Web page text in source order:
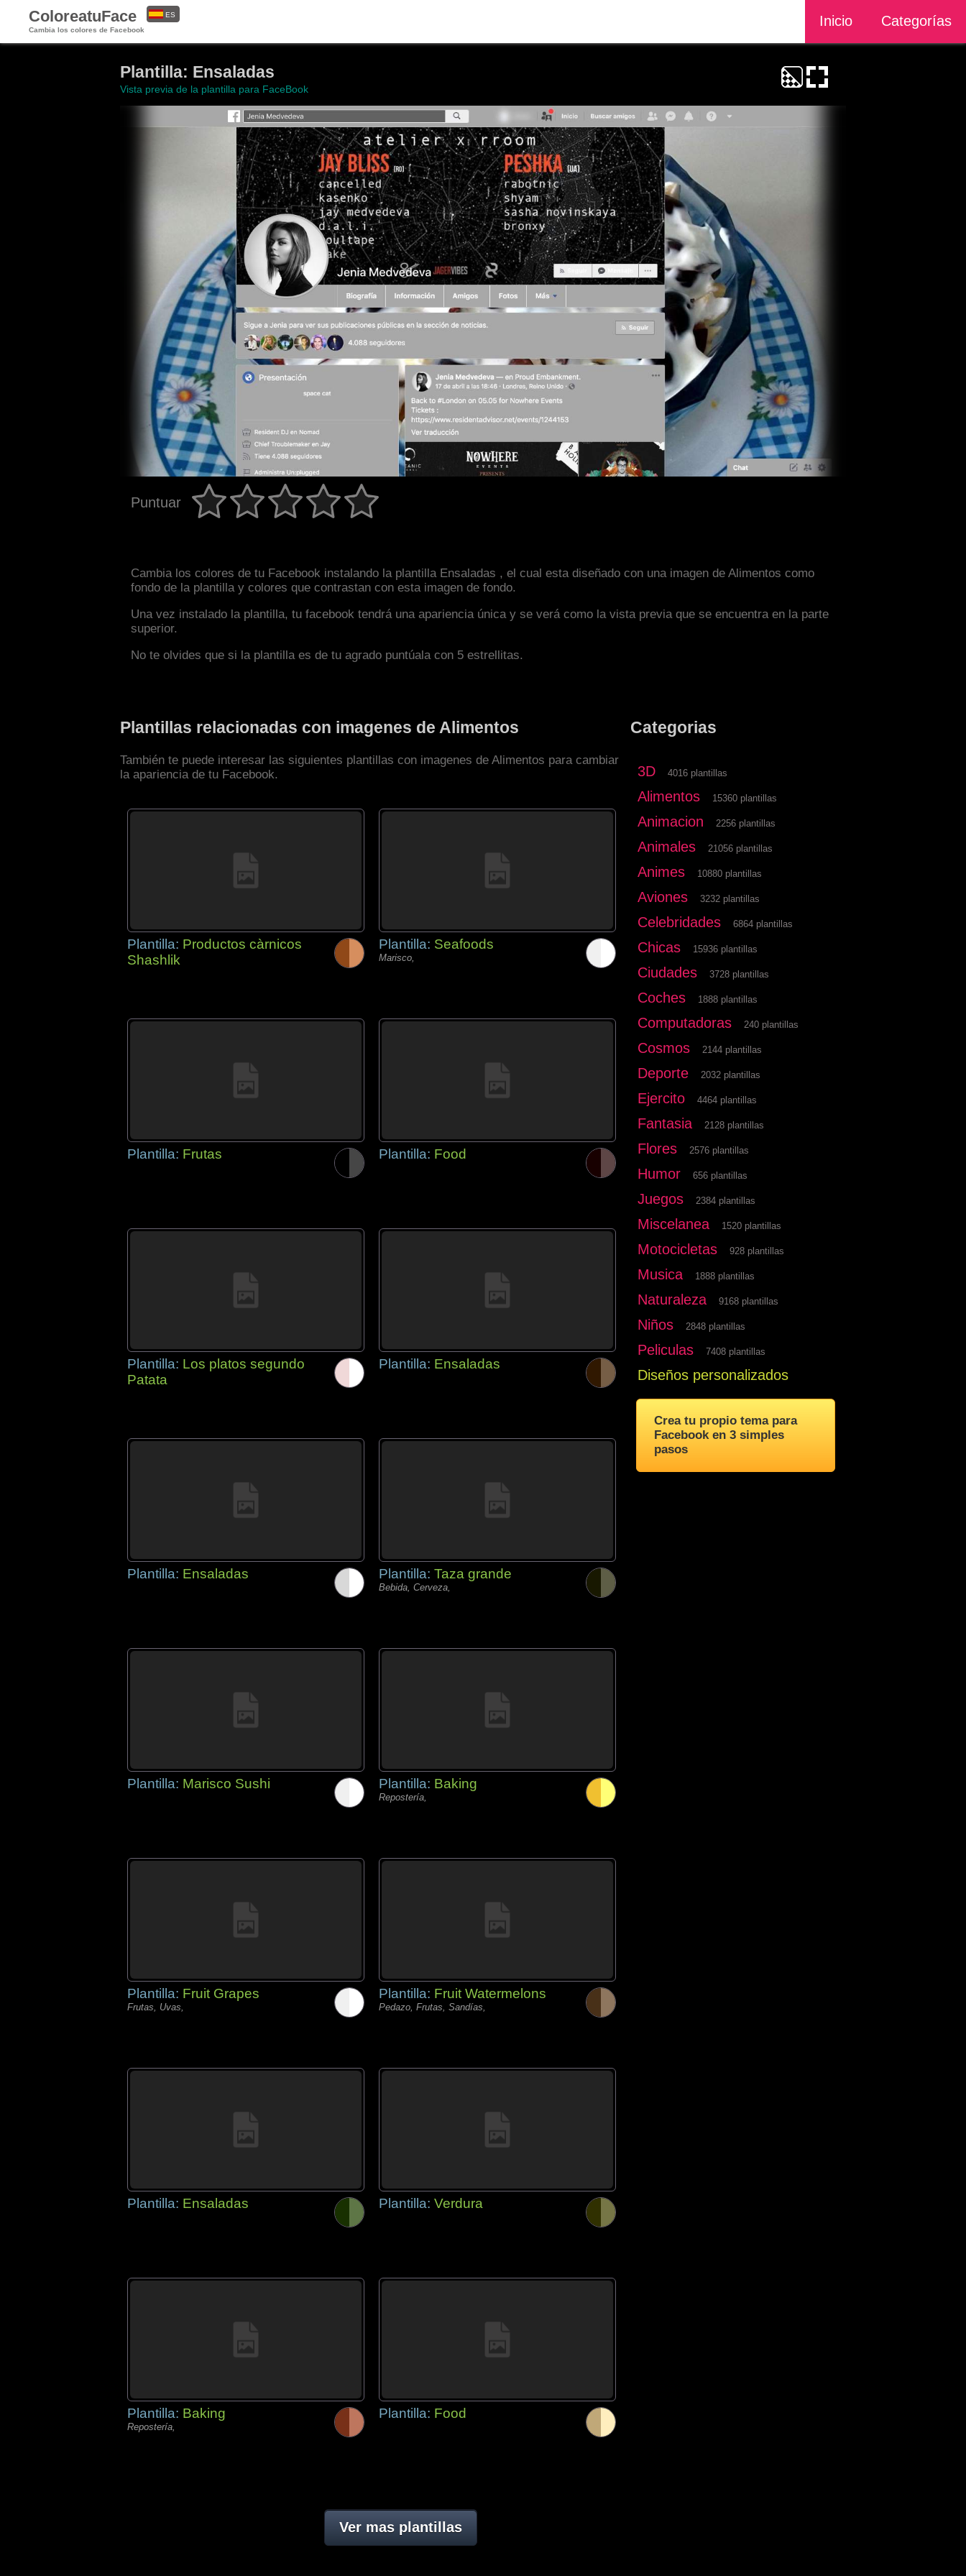
ColoreatuFace
Cambia los colores de Facebook
Inicio Categorías
ES
Plantilla: Ensaladas
Vista previa de la plantilla para FaceBook
Puntuar
Cambia los colores de tu Facebook instalando la plantilla Ensaladas , el cual esta diseñado con una imagen de Alimentos como
fondo de la plantilla y colores que contrastan con esta imagen de fondo.
Una vez instalado la plantilla, tu facebook tendrá una apariencia única y se verá como la vista previa que se encuentra en la parte
superior.
No te olvides que si la plantilla es de tu agrado puntúala con 5 estrellitas.
Plantillas relacionadas con imagenes de Alimentos
También te puede interesar las siguientes plantillas con imagenes de Alimentos para cambiar
la apariencia de tu Facebook.
Plantilla: Productos càrnicos
Shashlik
Plantilla: Seafoods
Marisco,
Plantilla: Frutas Plantilla: Food
Plantilla: Los platos segundo
Patata
Plantilla: Ensaladas
Plantilla: Ensaladas Plantilla: Taza grande
Bebida, Cerveza,
Plantilla: Marisco Sushi Plantilla: Baking
Repostería,
Plantilla: Fruit Grapes
Frutas, Uvas,
Plantilla: Fruit Watermelons
Pedazo, Frutas, Sandías,
Plantilla: Ensaladas Plantilla: Verdura
Plantilla: Baking
Repostería,
Plantilla: Food
Ver mas plantillas
Categorias
3D 4016 plantillas
Alimentos 15360 plantillas
Animacion 2256 plantillas
Animales 21056 plantillas
Animes 10880 plantillas
Aviones 3232 plantillas
Celebridades 6864 plantillas
Chicas 15936 plantillas
Ciudades 3728 plantillas
Coches 1888 plantillas
Computadoras 240 plantillas
Cosmos 2144 plantillas
Deporte 2032 plantillas
Ejercito 4464 plantillas
Fantasia 2128 plantillas
Flores 2576 plantillas
Humor 656 plantillas
Juegos 2384 plantillas
Miscelanea 1520 plantillas
Motocicletas 928 plantillas
Musica 1888 plantillas
Naturaleza 9168 plantillas
Niños 2848 plantillas
Peliculas 7408 plantillas
Diseños personalizados
Crea tu propio tema para
Facebook en 3 simples
pasos